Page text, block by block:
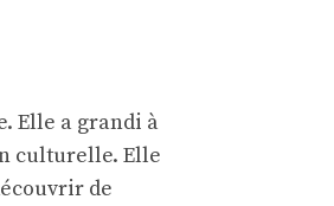
Elle a grandi à
culturelle. Elle
de